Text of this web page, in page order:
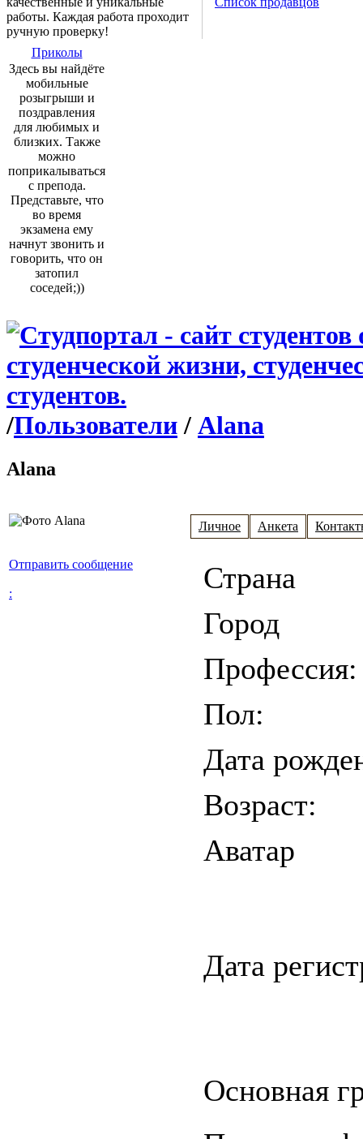
работы. Каждая работа проходит
ручную проверку!
Приколы
Здесь вы найдёте
мобильные
розыгрыши и
поздравления
для любимых и
близких. Также
можно
поприкалываться
с препода.
Представьте, что
во время
экзамена ему
начнут звонить и
говорить, что он
затопил
соседей;))
/Пользователи/ Alana
Alana
Отправить сообщение
:
Личное Анкета
Страна
Город
Профессия:
Пол:
Дата
Возраст:
Аватар
Дата
Основная